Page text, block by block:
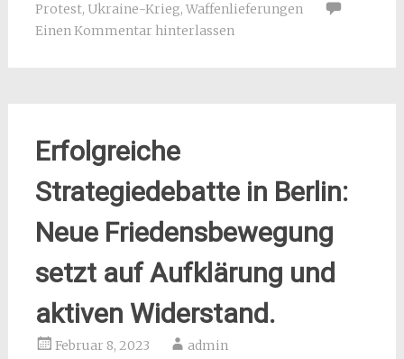
Protest, Ukraine-Krieg, Waffenlieferungen
Einen Kommentar hinterlassen
Erfolgreiche
Strategiedebatte in Berlin:
Neue Friedensbewegung
setzt auf Aufklärung und
aktiven Widerstand.
Februar 8, 2023 admin